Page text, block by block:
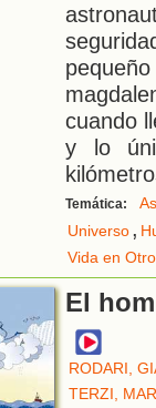
cuando
y lo
Temática:
Universo,
Vida en
El
RODARI,
TERZI,